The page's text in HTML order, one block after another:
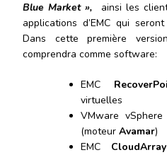
Blue Market »,
ainsi les
applications d’EMC qui
Dans cette première
comprendra comme software:
EMC
virtuelles
VMware
(moteur Avamar)
EMC CloudArray